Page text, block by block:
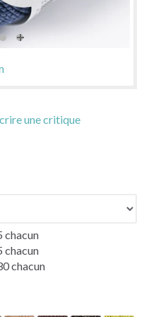
une critique
chacun
chacun
chacun